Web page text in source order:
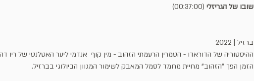
שובו של הגריזלי (00:37:00)
ברזיל | 2022
ההיסטוריה של הדוראדו - הטמרין הרעמתי הזהוב - מין קוף  אנדמי ליער האטלנטי של ריו
הזמן הפך "הזהוב" מחיית מחמד לסמל המאבק לשימור המגוון הביולוגי בברזיל.